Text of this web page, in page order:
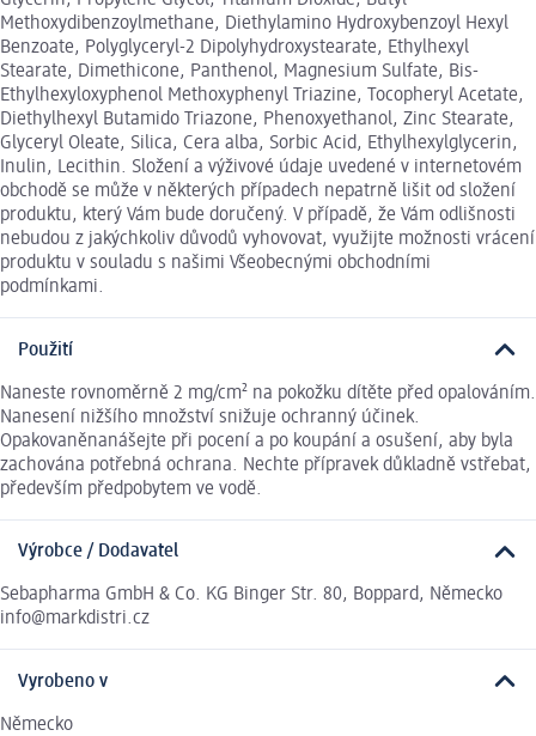
Methoxydibenzoylmethane, Diethylamino Hydroxybenzoyl Hexyl
Benzoate, Polyglyceryl-2 Dipolyhydroxystearate, Ethylhexyl
Stearate, Dimethicone, Panthenol, Magnesium Sulfate, Bis-
Ethylhexyloxyphenol Methoxyphenyl Triazine, Tocopheryl Acetate,
Diethylhexyl Butamido Triazone, Phenoxyethanol, Zinc Stearate,
Glyceryl Oleate, Silica, Cera alba, Sorbic Acid, Ethylhexylglycerin,
Inulin, Lecithin. Složení a výživové údaje uvedené v internetovém
obchodě se může v některých případech nepatrně lišit od složení
produktu, který Vám bude doručený. V případě, že Vám odlišnosti
nebudou z jakýchkoliv důvodů vyhovovat, využijte možnosti vrácení
produktu v souladu s našimi Všeobecnými obchodními
podmínkami.
Použití
Naneste rovnoměrně 2 mg/cm² na pokožku dítěte před opalováním.
Nanesení nižšího množství snižuje ochranný účinek.
Opakovaněnanášejte při pocení a po koupání a osušení, aby byla
zachována potřebná ochrana. Nechte přípravek důkladně vstřebat,
především předpobytem ve vodě.
Výrobce / Dodavatel
Sebapharma GmbH & Co. KG Binger Str. 80, Boppard, Německo
info@markdistri.cz
Vyrobeno v
Německo